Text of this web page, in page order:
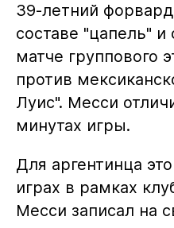
39-летний
составе "цапель" и
матче группового
против
Луис". Месси
минутах игры.
Для аргентинца
играх в рамках
Месси записал на